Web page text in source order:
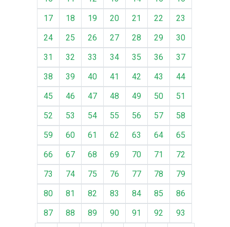
17
18 19 20 21 22
23
24
25 26 27 28 29
30
31
32 33 34 35 36
37
38
39 40 41 42 43
44
45
46 47 48 49 50
51
52
53 54 55 56 57
58
59
60 61 62 63 64
65
66
67 68 69 70 71
72
73
74 75 76 77 78
79
80
81 82 83 84 85
86
87
88 89 90 91 92
93